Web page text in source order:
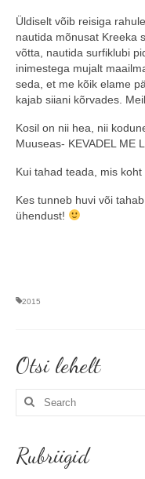
Üldiselt võib reisiga
nautida mõnusat Kreeka
võtta, nautida surfiklubi
inimestega mujalt
seda, et me kõik elame
kajab siiani kõrvades.
Kosil on nii hea, nii
Muuseas- KEVADEL ME
Kui tahad teada, mis
Kes tunneb huvi või
ühendust!
2015
Otsi lehelt
Search
Rubriigid